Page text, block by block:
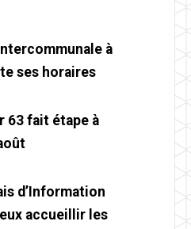
à
ses horaires
63 fait étape à
d’Information
accueillir les